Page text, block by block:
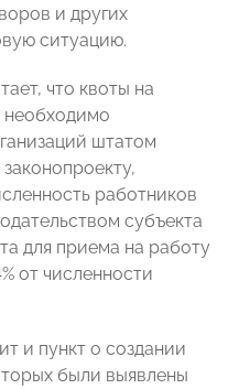
и других
ситуацию.
что квоты на
необходимо
штатом
работников
субъекта
для приема на работу
от численности
и пункт о создании
были выявлены